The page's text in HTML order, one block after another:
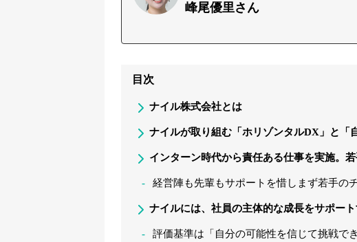
峰尾優里さん
目次
ナイル株式会社とは
ナイルが取り組む「ホリゾンタルDX」と「
インターン時代から責任ある仕事を実施。
経営陣も先輩もサポートを惜しまず若手の
ナイルには、社員の主体的な成長をサポー
評価基準は「自分の可能性を信じて挑戦で